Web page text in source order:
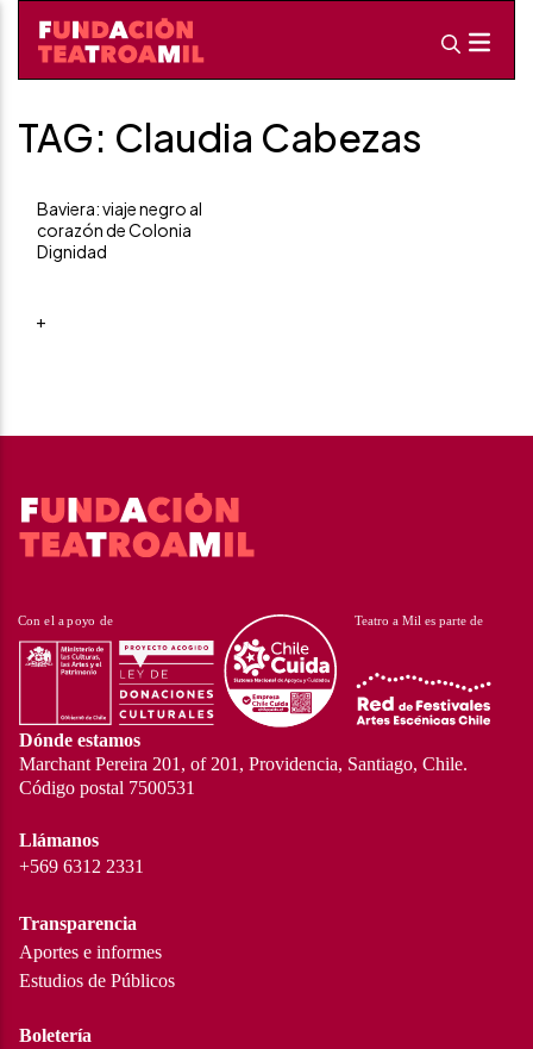
TAG: Claudia Cabezas
Baviera: viaje negro al
corazón de Colonia
Dignidad
+
Dónde estamos
Marchant Pereira 201, of 201, Providencia, Santiago, Chile.
Código postal 7500531
Llámanos
+569 6312 2331
Transparencia
Aportes e informes
Estudios de Públicos
Boletería